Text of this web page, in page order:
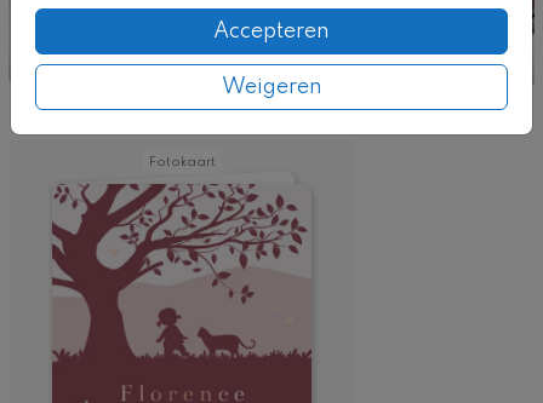
Accepteren
Weigeren
Nog meer in deze stijl
Fotokaart